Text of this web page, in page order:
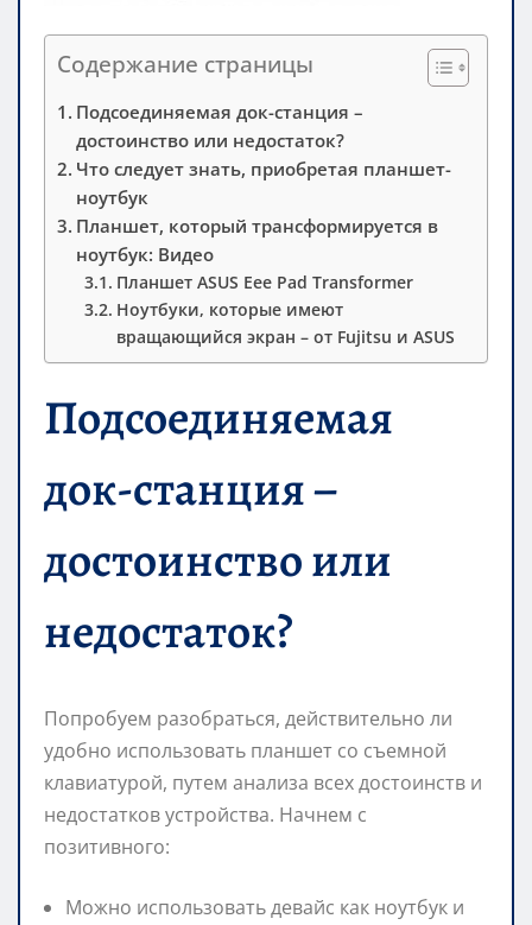
Содержание страницы
Подсоединяемая док-станция –
достоинство или недостаток?
Что следует знать, приобретая планшет-
ноутбук
Планшет, который трансформируется в
ноутбук: Видео
Планшет ASUS Eee Pad Transformer
Ноутбуки, которые имеют
вращающийся экран – от Fujitsu и ASUS
Подсоединяемая
док-станция –
достоинство или
недостаток?
Попробуем разобраться, действительно ли
удобно использовать планшет со съемной
клавиатурой, путем анализа всех достоинств и
недостатков устройства. Начнем с
позитивного:
Можно использовать девайс как ноутбук и